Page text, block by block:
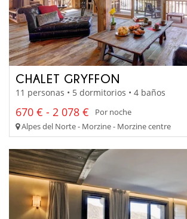
CHALET GRYFFON
11 personas • 5 dormitorios • 4 baños
670 € - 2 078 €
Por noche
Alpes del Norte - Morzine - Morzine centre